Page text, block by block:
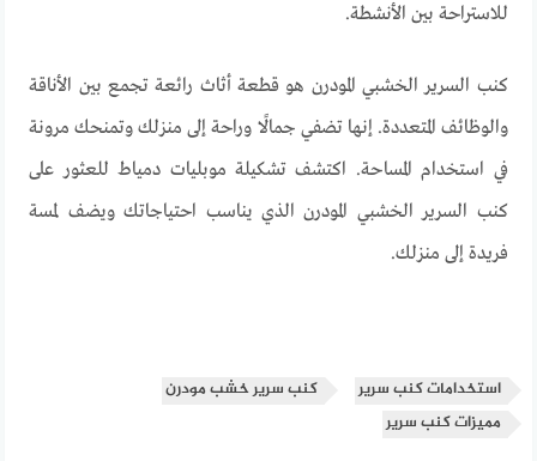
للاستراحة بين الأنشطة.
كنب السرير الخشبي المودرن هو قطعة أثاث رائعة تجمع بين الأناقة
والوظائف المتعددة. إنها تضفي جمالًا وراحة إلى منزلك وتمنحك مرونة
في استخدام المساحة. اكتشف تشكيلة موبليات دمياط للعثور على
كنب السرير الخشبي المودرن الذي يناسب احتياجاتك ويضف لمسة
فريدة إلى منزلك.
استخدامات كنب سرير
كنب سرير خشب مودرن
مميزات كنب سرير